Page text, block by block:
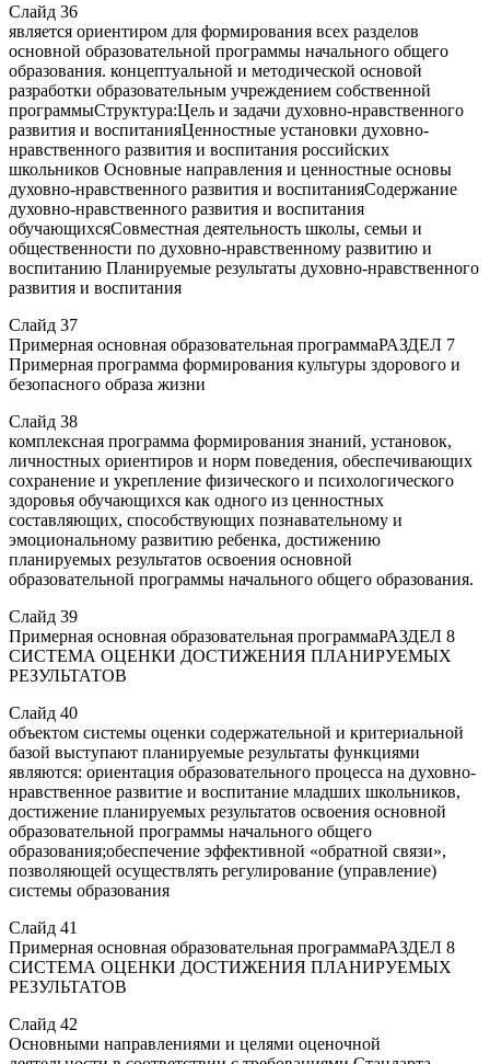
Слайд 36
является ориентиром для формирования всех разделов
основной образовательной программы начального общего
образования. концептуальной и методической основой
разработки образовательным учреждением собственной
программыСтруктура:Цель и задачи духовно-нравственного
развития и воспитанияЦенностные установки духовно-
нравственного развития и воспитания российских
школьников Основные направления и ценностные основы
духовно-нравственного развития и воспитанияСодержание
духовно-нравственного развития и воспитания
обучающихсяСовместная деятельность школы, семьи и
общественности по духовно-нравственному развитию и
воспитанию Планируемые результаты духовно-нравственного
развития и воспитания
Слайд 37
Примерная основная образовательная программаРАЗДЕЛ 7
Примерная программа формирования культуры здорового и
безопасного образа жизни
Слайд 38
комплексная программа формирования знаний, установок,
личностных ориентиров и норм поведения, обеспечивающих
сохранение и укрепление физического и психологического
здоровья обучающихся как одного из ценностных
составляющих, способствующих познавательному и
эмоциональному развитию ребенка, достижению
планируемых результатов освоения основной
образовательной программы начального общего образования.
Слайд 39
Примерная основная образовательная программаРАЗДЕЛ 8
СИСТЕМА ОЦЕНКИ ДОСТИЖЕНИЯ ПЛАНИРУЕМЫХ
РЕЗУЛЬТАТОВ
Слайд 40
объектом системы оценки содержательной и критериальной
базой выступают планируемые результаты функциями
являются: ориентация образовательного процесса на духовно-
нравственное развитие и воспитание младших школьников,
достижение планируемых результатов освоения основной
образовательной программы начального общего
образования;обеспечение эффективной «обратной связи»,
позволяющей осуществлять регулирование (управление)
системы образования
Слайд 41
Примерная основная образовательная программаРАЗДЕЛ 8
СИСТЕМА ОЦЕНКИ ДОСТИЖЕНИЯ ПЛАНИРУЕМЫХ
РЕЗУЛЬТАТОВ
Слайд 42
Основными направлениями и целями оценочной